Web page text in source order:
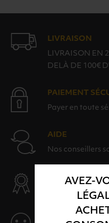
AVEZ-
LIVRAISON
LIVRAISON EN
DELÀ DE 100€
PAIEMENT
Payer en toute
AIDE
Nos conseillers
SÉLECTION &
Des produits